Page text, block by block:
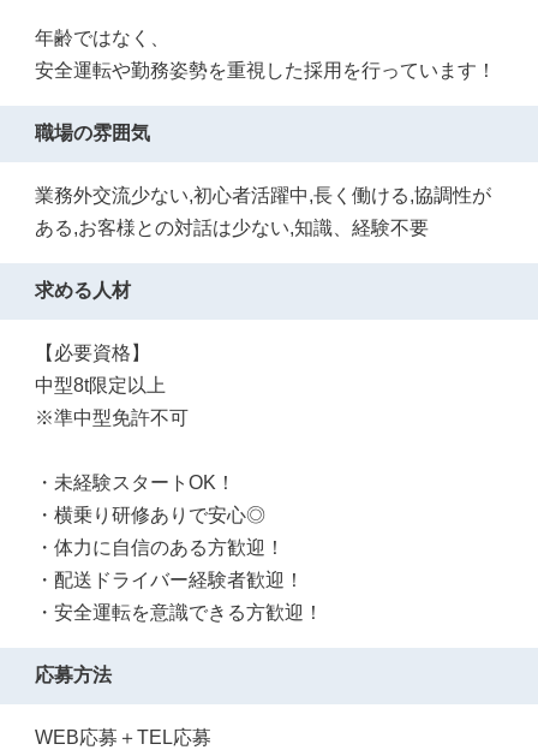
年齢ではなく、
安全運転や勤務姿勢を重視した採用を行っています！
職場の雰囲気
業務外交流少ない,初心者活躍中,長く働ける,協調性が
ある,お客様との対話は少ない,知識、経験不要
求める人材
【必要資格】
中型8t限定以上
※準中型免許不可
・未経験スタートOK！
・横乗り研修ありで安心◎
・体力に自信のある方歓迎！
・配送ドライバー経験者歓迎！
・安全運転を意識できる方歓迎！
応募方法
WEB応募＋TEL応募